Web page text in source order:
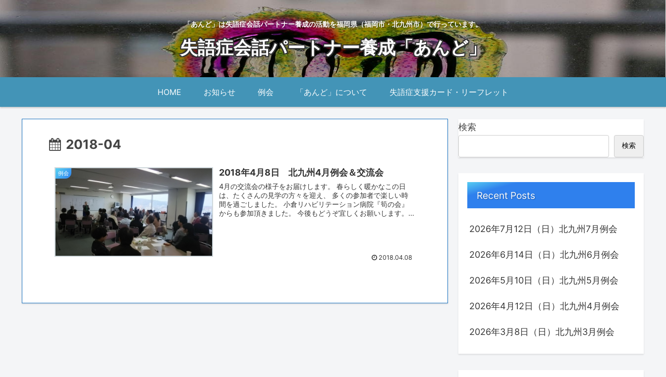
「あんど」は失語症会話パートナー養成の活動を福岡県（福岡市・北九州市）で行っています。
失語症会話パートナー養成「あんど」
HOME お知らせ 例会 「あんど」について 失語症支援カード・リーフレット
2018-04
例会 2018年4月8日 北九州4月例会＆交流会
4月の交流会の様子をお届けします。 春らしく暖かなこの日
は、たくさんの見学の方々を迎え、 多くの参加者で楽しい時
間を過ごしました。 小倉リハビリテーション病院『筍の会』
からも参加頂きました。 今後もどうぞ宜しくお願いします。
2018.04.08
検索
検索
Recent Posts
2026年7月12日（日）北九州7月例会
2026年6月14日（日）北九州6月例会
2026年5月10日（日）北九州5月例会
2026年4月12日（日）北九州4月例会
2026年3月8日（日）北九州3月例会